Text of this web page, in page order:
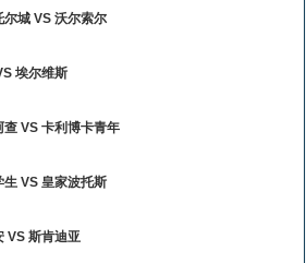
尔城 VS 沃尔索尔
埃尔维斯
查 VS 卡利博卡青年
生 VS 皇家波托斯
VS 斯肯迪亚